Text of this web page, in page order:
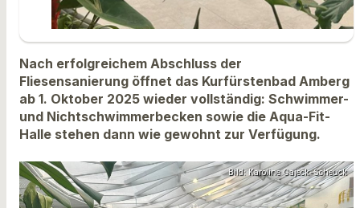
Nach erfolgreichem Abschluss der
Fliesensanierung öffnet das Kurfürstenbad Amberg
ab 1. Oktober 2025 wieder vollständig: Schwimmer-
und Nichtschwimmerbecken sowie die Aqua-Fit-
Halle stehen dann wie gewohnt zur Verfügung.
Bild: Karoline Gajeck-Scheuck